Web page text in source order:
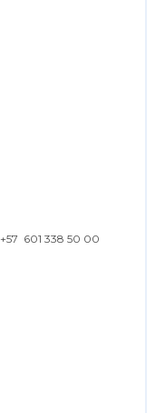
+57 601 338 50 00